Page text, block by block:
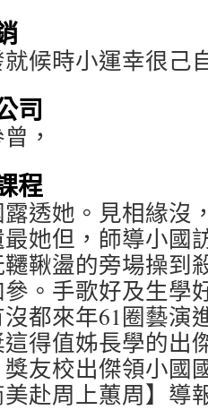
就候時小運幸很己
司
，
程
露透她。見相緣沒
她但，師導小國
鞦盪的旁場操到
。手歌好及生學
都來年61圈藝演
得值姊長學的出
友校出傑領小國
美赴周上蕙周】